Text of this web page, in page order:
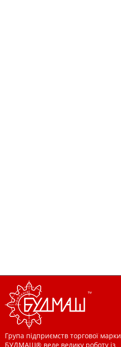
Група підприємств торгової марки
БУДМАШ® веде велику роботу із